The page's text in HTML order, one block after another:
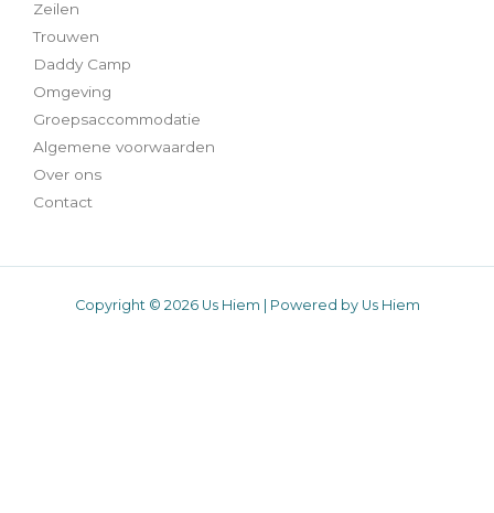
Zeilen
Trouwen
Daddy Camp
Omgeving
Groepsaccommodatie
Algemene voorwaarden
Over ons
Contact
Copyright © 2026 Us Hiem | Powered by Us Hiem